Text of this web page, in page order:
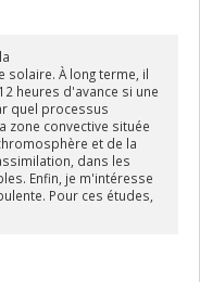
solaire. À long terme, il
heures d'avance si une
quel processus
zone convective située
et de la
dans les
Enfin, je m'intéresse
Pour ces études,